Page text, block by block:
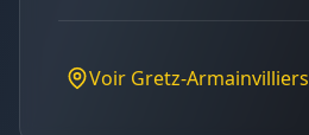
Voir Gretz-Armainvilliers